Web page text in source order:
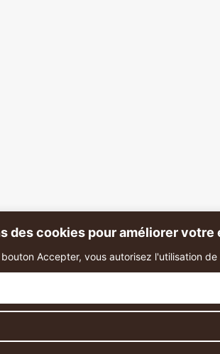
des cookies pour améliorer
bouton Accepter, vous autorisez l'utilisation